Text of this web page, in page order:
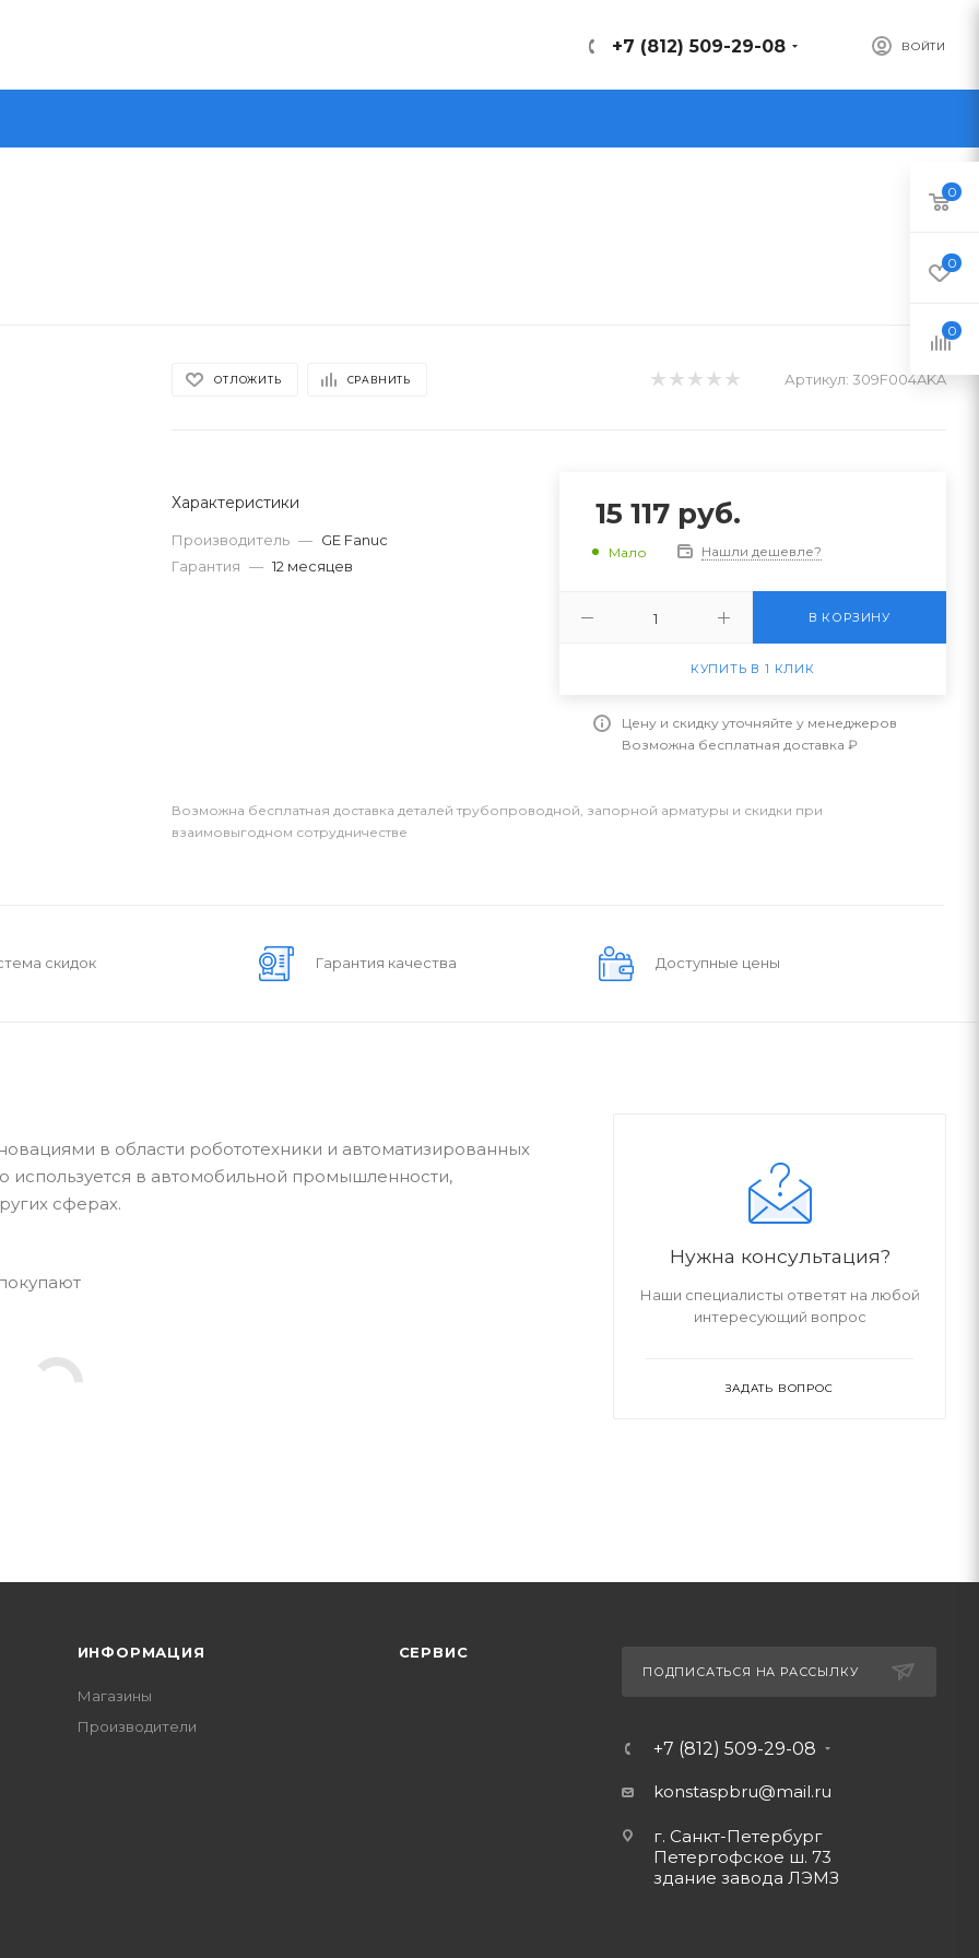
ВОЙТИ
+7 (812) 509-29-08
ОТЛОЖИТЬ СРАВНИТЬ Артикул: 309F004AKA
Характеристики
Производитель — GE Fanuc
Гарантия — 12 месяцев
15 117руб.
Мало Нашли дешевле?
В КОРЗИНУ
КУПИТЬ В 1 КЛИК
Цену и скидку уточняйте у менеджеров
Возможна бесплатная доставка ₽
Возможна бесплатная доставка деталей трубопроводной, запорной арматуры и скидки при
взаимовыгодном сотрудничестве
скидок Гарантия качества Доступные цены
в области робототехники и автоматизированных
в автомобильной промышленности,
сферах.
Нужна консультация?
Наши специалисты ответят на любой
интересующий вопрос
ЗАДАТЬ ВОПРОС
ИНФОРМАЦИЯ
Магазины
Производители
СЕРВИС
ПОДПИСАТЬСЯ НА РАССЫЛКУ
+7 (812) 509-29-08
konstaspbru@mail.ru
г. Санкт-Петербург
Петергофское ш. 73
здание завода ЛЭМЗ
0
0
0